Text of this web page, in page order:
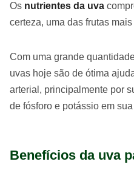
Os nutrientes da uva
certeza, uma das frutas
Com uma grande
uvas hoje são de ótima
arterial, principalmente por
de fósforo e potássio em
Benefícios da uva